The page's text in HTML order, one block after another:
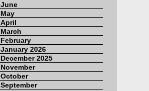
June
May
April
March
February
January 2026
December 2025
November
October
September